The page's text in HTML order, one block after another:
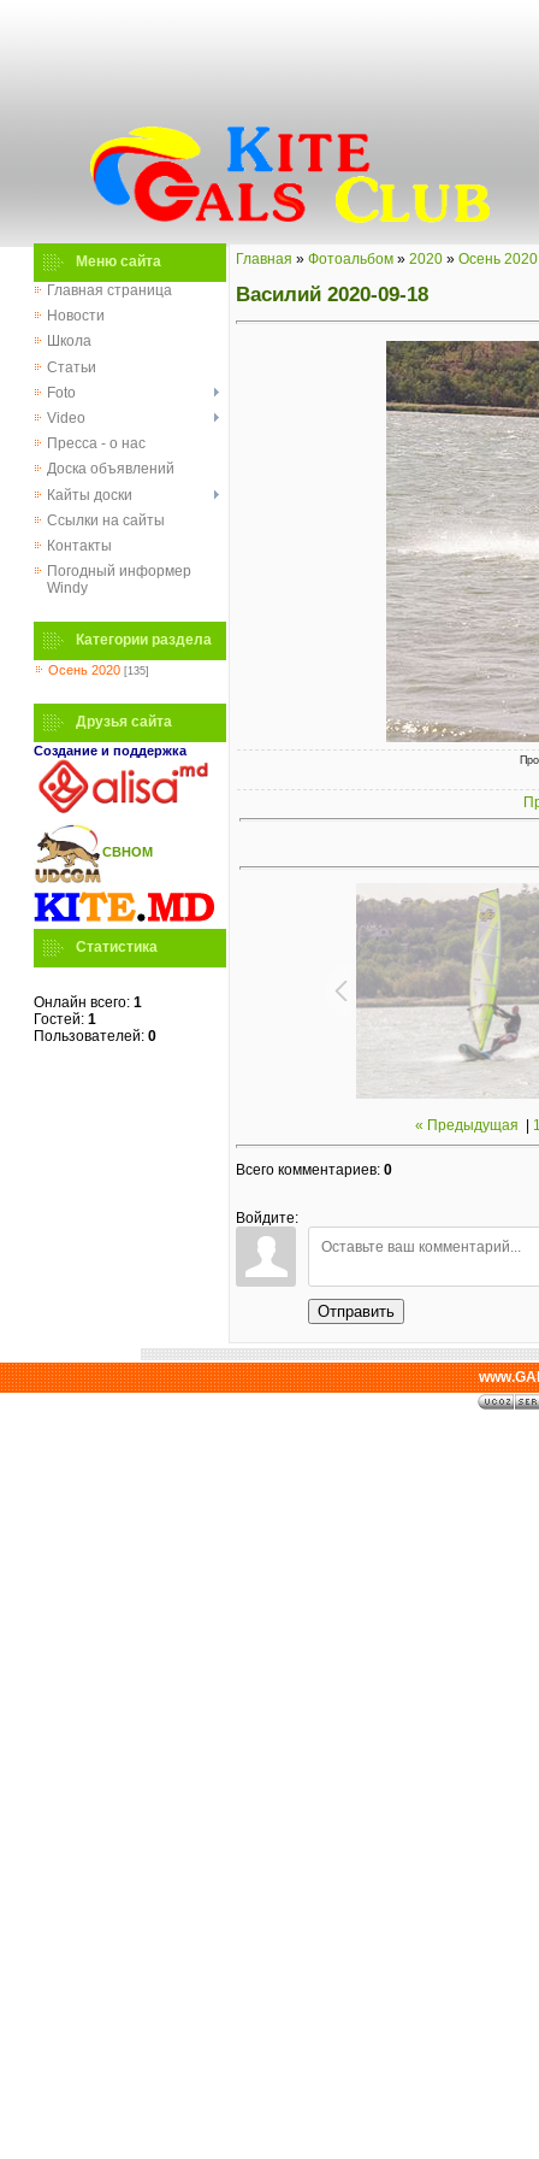
Меню сайта
Главная страница
Новости
Школа
Статьи
Foto
Video
Пресса - о нас
Доска объявлений
Кайты доски
Ссылки на сайты
Контакты
Погодный информер
Windy
Категории раздела
Осень 2020 [135]
Друзья сайта
Создание и поддержка
СВНОМ
Статистика
Онлайн всего: 1
Гостей: 1
Пользователей: 0
Главная » Фотоальбом » 2020 » Осень 2020
Василий 2020-09-18
« Предыдущая
Всего комментариев: 0
Войдите:
Отправить